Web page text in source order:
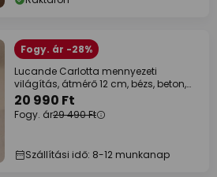
Fogy. ár -28%
Lucande Carlotta mennyezeti
világítás, átmérő 12 cm, bézs, beton,
E27
20 990 Ft
Fogy. ár29 490 Ft
Szállítási idő: 8-12 munkanap